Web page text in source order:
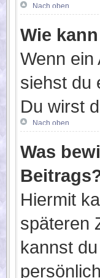
Nach oben
Wie
Wenn
siehst du
Du wirst
Nach oben
Was
Hiermit
späteren
kannst